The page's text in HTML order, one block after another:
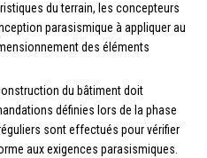
du terrain, les concepteurs
parasismique à appliquer au
des éléments
du bâtiment doit
définies lors de la phase
sont effectués pour vérifier
aux exigences parasismiques.